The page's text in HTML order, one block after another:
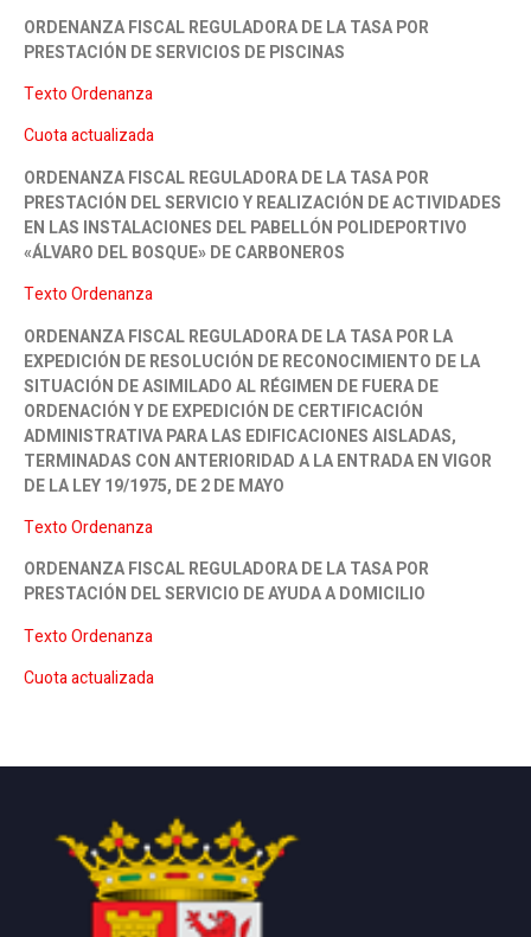
ORDENANZA FISCAL REGULADORA DE LA TASA POR
PRESTACIÓN DE SERVICIOS DE PISCINAS
Texto Ordenanza
Cuota actualizada
ORDENANZA FISCAL REGULADORA DE LA TASA POR
PRESTACIÓN DEL SERVICIO Y REALIZACIÓN DE ACTIVIDADES
EN LAS INSTALACIONES DEL PABELLÓN POLIDEPORTIVO
«ÁLVARO DEL BOSQUE» DE CARBONEROS
Texto Ordenanza
ORDENANZA FISCAL REGULADORA DE LA TASA POR LA
EXPEDICIÓN DE RESOLUCIÓN DE RECONOCIMIENTO DE LA
SITUACIÓN DE ASIMILADO AL RÉGIMEN DE FUERA DE
ORDENACIÓN Y DE EXPEDICIÓN DE CERTIFICACIÓN
ADMINISTRATIVA PARA LAS EDIFICACIONES AISLADAS,
TERMINADAS CON ANTERIORIDAD A LA ENTRADA EN VIGOR
DE LA LEY 19/1975, DE 2 DE MAYO
Texto Ordenanza
ORDENANZA FISCAL REGULADORA DE LA TASA POR
PRESTACIÓN DEL SERVICIO DE AYUDA A DOMICILIO
Texto Ordenanza
Cuota actualizada